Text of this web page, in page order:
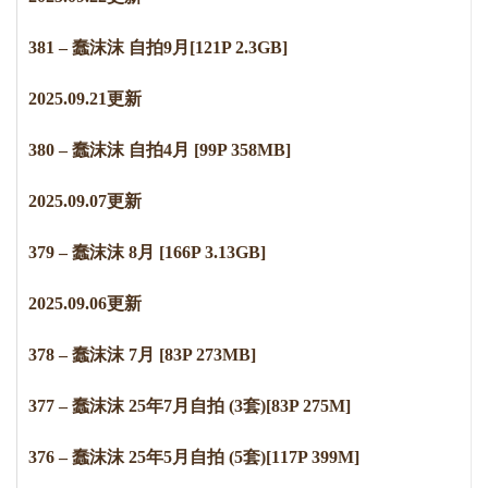
381 – 蠢沫沫 自拍9月[121P 2.3GB]
2025.09.21更新
380 – 蠢沫沫 自拍4月 [99P 358MB]
2025.09.07更新
379 – 蠢沫沫 8月 [166P 3.13GB]
2025.09.06更新
378 – 蠢沫沫 7月 [83P 273MB]
377 – 蠢沫沫 25年7月自拍 (3套)[83P 275M]
376 – 蠢沫沫 25年5月自拍 (5套)[117P 399M]